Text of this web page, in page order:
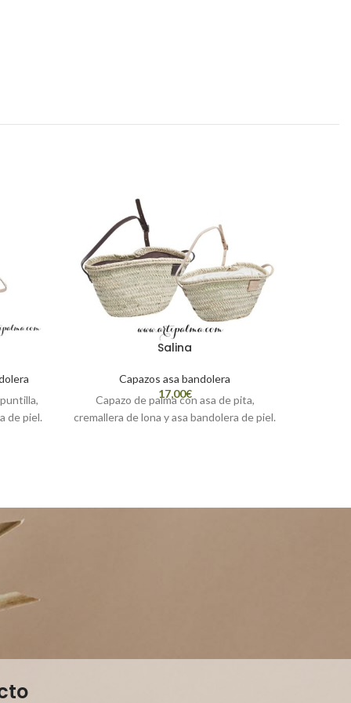
de piel.
Salina
Capazos asa bandolera
€
Capazo de palma con asa de pita,
cremallera de lona y asa bandolera de piel.